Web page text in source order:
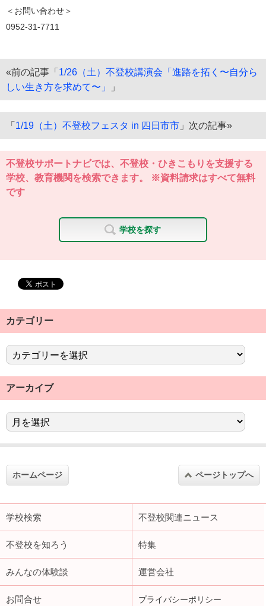
＜お問い合わせ＞
0952-31-7711
«前の記事「 1/26（土）不登校講演会「進路を拓く〜自分ら
しい生き方を求めて〜」
」
「 1/19（土）不登校フェスタ in 四日市市 」次の記事»
不登校サポートナビでは、不登校・ひきこもりを支援する
学校、教育機関を検索できます。 ※資料請求はすべて無料
です
学校を探す
カテゴリー
アーカイブ
ホームページ ページトップへ
学校検索 不登校関連ニュース
不登校を知ろう 特集
みんなの体験談 運営会社
お問合せ プライバシーポリシー